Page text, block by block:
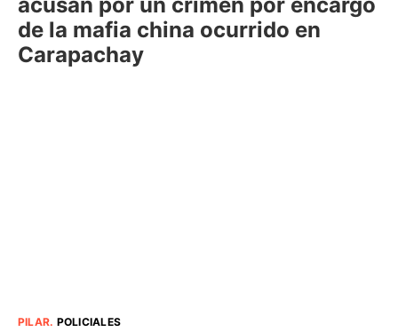
de la mafia china ocurrido en
Carapachay
PILAR. POLICIALES